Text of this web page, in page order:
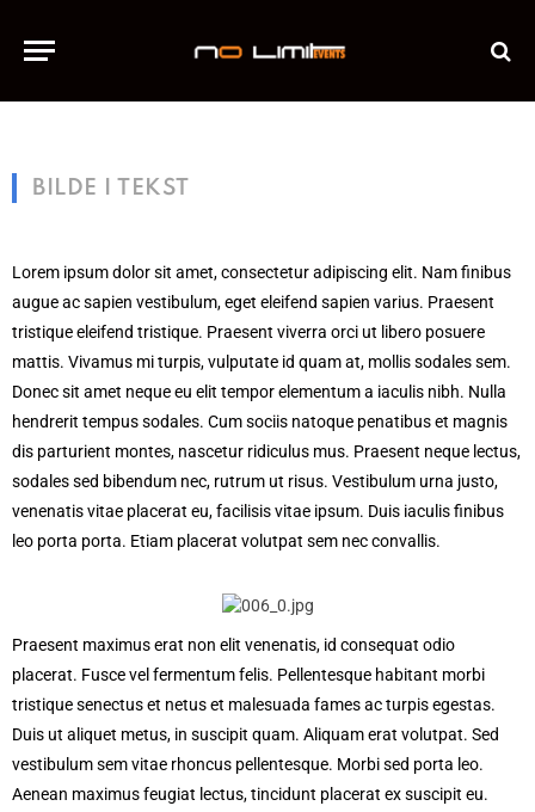
BILDE I TEKST
Lorem ipsum dolor sit amet, consectetur adipiscing elit. Nam finibus
augue ac sapien vestibulum, eget eleifend sapien varius. Praesent
tristique eleifend tristique. Praesent viverra orci ut libero posuere
mattis. Vivamus mi turpis, vulputate id quam at, mollis sodales sem.
Donec sit amet neque eu elit tempor elementum a iaculis nibh. Nulla
hendrerit tempus sodales. Cum sociis natoque penatibus et magnis
dis parturient montes, nascetur ridiculus mus. Praesent neque lectus,
sodales sed bibendum nec, rutrum ut risus. Vestibulum urna justo,
venenatis vitae placerat eu, facilisis vitae ipsum. Duis iaculis finibus
leo porta porta. Etiam placerat volutpat sem nec convallis.
Praesent maximus erat non elit venenatis, id consequat odio
placerat. Fusce vel fermentum felis. Pellentesque habitant morbi
tristique senectus et netus et malesuada fames ac turpis egestas.
Duis ut aliquet metus, in suscipit quam. Aliquam erat volutpat. Sed
vestibulum sem vitae rhoncus pellentesque. Morbi sed porta leo.
Aenean maximus feugiat lectus, tincidunt placerat ex suscipit eu.